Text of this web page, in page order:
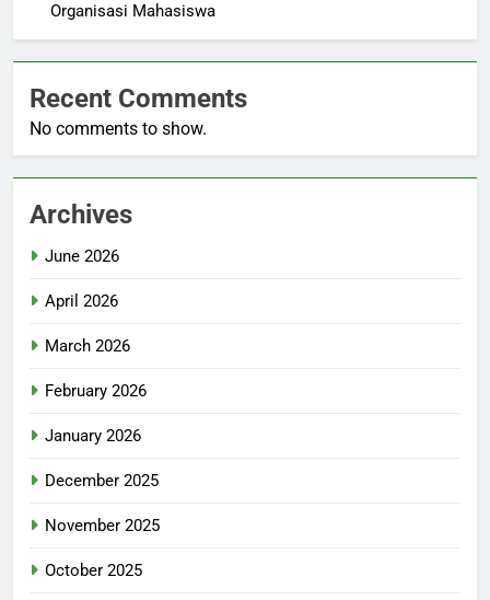
Organisasi Mahasiswa
Recent Comments
No comments to show.
Archives
June 2026
April 2026
March 2026
February 2026
January 2026
December 2025
November 2025
October 2025